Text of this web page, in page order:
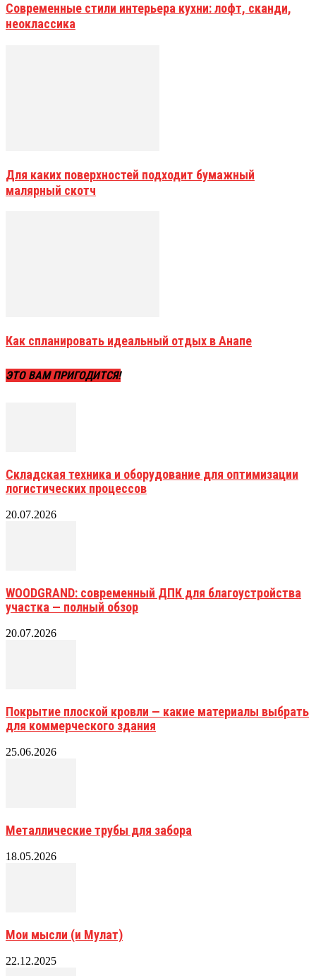
Современные стили интерьера кухни: лофт, сканди,
неоклассика
Для каких поверхностей подходит бумажный
малярный скотч
Как спланировать идеальный отдых в Анапе
ЭТО ВАМ ПРИГОДИТСЯ!
Складская техника и оборудование для оптимизации
логистических процессов
20.07.2026
WOODGRAND: современный ДПК для благоустройства
участка — полный обзор
20.07.2026
Покрытие плоской кровли — какие материалы выбрать
для коммерческого здания
25.06.2026
Металлические трубы для забора
18.05.2026
Мои мысли (и Мулат)
22.12.2025